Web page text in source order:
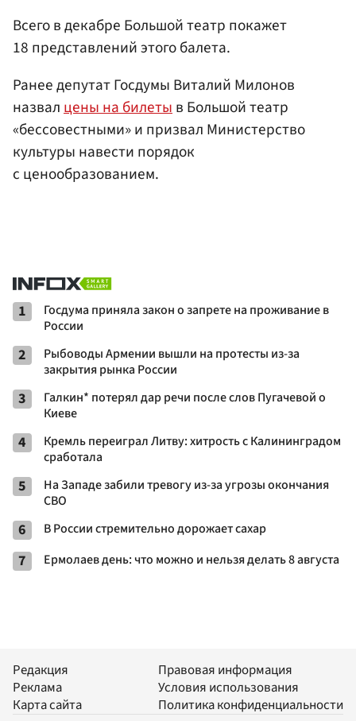
Всего в декабре Большой театр покажет
18 представлений этого балета.
Ранее депутат Госдумы Виталий Милонов
назвалцены на билетыв Большой театр
«бессовестными» и призвал Министерство
культуры навести порядок
с ценообразованием.
1
Госдума приняла закон о запрете на проживание в
России
2
Рыбоводы Армении вышли на протесты из-за
закрытия рынка России
3
Галкин* потерял дар речи после слов Пугачевой о
Киеве
4
Кремль переиграл Литву: хитрость с Калининградом
сработала
5
На Западе забили тревогу из-за угрозы окончания
СВО
6 В России стремительно дорожает сахар
7 Ермолаев день: что можно и нельзя делать 8 августа
Редакция
Реклама
Карта сайта
Правовая информация
Условия использования
Политика конфиденциальности